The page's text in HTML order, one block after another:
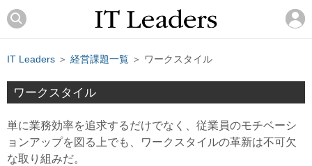
IT Leaders ＞ 経営課題一覧 ＞ ワークスタイル
ワークスタイル
単に業務効率を追求するだけでなく、従業員のモチベーシ
ョンアップを図る上でも、ワークスタイルの革新は不可欠
な取り組みだ。